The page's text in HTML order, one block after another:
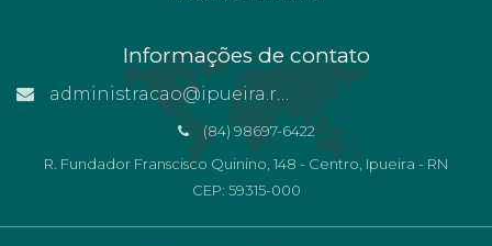
Informações de contato
administracao@ipueira.rn.gov.br
(84) 98697-6422
R. Fundador Franscisco Quinino, 148 - Centro, Ipueira - RN
CEP: 59315-000